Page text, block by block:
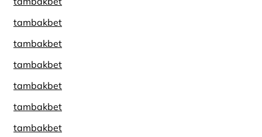
tambakbet
tambakbet
tambakbet
tambakbet
tambakbet
tambakbet